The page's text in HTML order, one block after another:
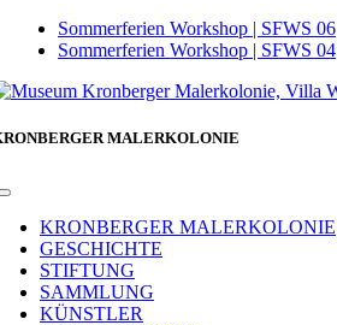
Sommerferien Workshop | SFWS 06
Sommerferien Workshop | SFWS 04
MALERKOLONIE
Toggle
NavigationKRONBERGER MALERKOLONIE
GESCHICHTE
STIFTUNG
SAMMLUNG
KÜNSTLER